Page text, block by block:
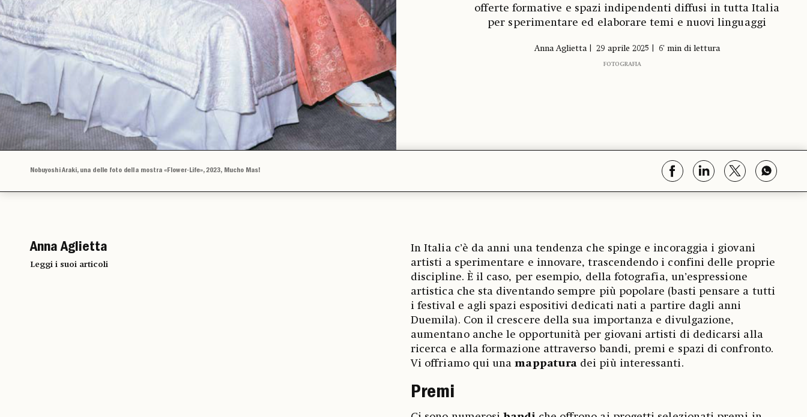
offerte formative e spazi indipendenti diffusi in tutta Italia
per sperimentare ed elaborare temi e nuovi linguaggi
Anna Aglietta 29 aprile 2025 6' min di lettura
FOTOGRAFIA
Nobuyoshi Araki, una delle foto della mostra «Flower-Life», 2023, Mucho Mas!
Anna Aglietta
Leggi i suoi articoli
In Italia c’è da anni una tendenza che spinge e incoraggia i giovani
artisti a sperimentare e innovare, trascendendo i confini delle proprie
discipline. È il caso, per esempio, della fotografia, un’espressione
artistica che sta diventando sempre più popolare (basti pensare a tutti
i festival e agli spazi espositivi dedicati nati a partire dagli anni
Duemila). Con il crescere della sua importanza e divulgazione,
aumentano anche le opportunità per giovani artisti di dedicarsi alla
ricerca e alla formazione attraverso bandi, premi e spazi di confronto.
Vi offriamo qui unamappatura dei più interessanti.
Premi